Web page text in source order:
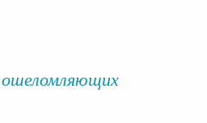
ошеломляющих